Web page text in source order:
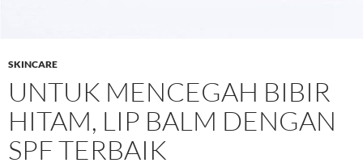
SKINCARE
UNTUK MENCEGAH BIBIR
HITAM, LIP BALM DENGAN
SPF TERBAIK